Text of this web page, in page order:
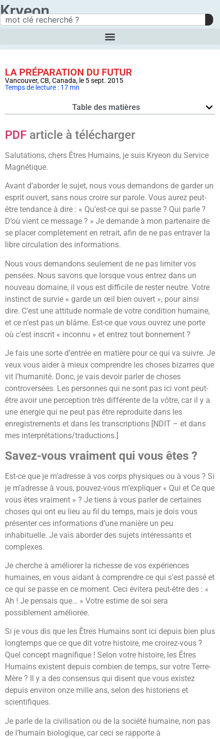
Kryeon
LA PRÉPARATION DU FUTUR
Vancouver, CB, Canada, le 5 sept. 2015
Temps de lecture : 17 mn
Table des matières
PDF article à télécharger
Salutations, chers Êtres Humains, je suis Kryeon du Service
Magnétique.
Avant d’aborder le sujet, nous vous demandons de garder un
esprit ouvert, sans nous croire sur parole. Vous aurez peut-
être tendance à dire : « Qu’est-ce qui se passe ? Qui parle ?
D’où vient ce message ? » Je demande à mon partenaire de
se placer complètement en retrait, afin de ne pas entraver la
libre circulation des informations.
Nous vous demandons seulement de ne pas limiter vos
pensées. Nous savons que lorsque vous entrez dans un
nouveau domaine, il vous est difficile de rester neutre. Votre
instinct de survie « garde un œil bien ouvert », pour ainsi
dire. C’est une attitude normale de votre condition humaine,
et ce n’est pas un blâme. Est-ce que vous ouvrez une porte
où c’est inscrit « inconnu » et entrez tout bonnement ?
Je fais une sorte d’entrée en matière pour ce qui va suivre. Je
veux vous aider à mieux comprendre les choses bizarres que
vit l’humanité. Donc, je vais devoir parler de choses
controversées. Les personnes qui ne sont pas ici vont peut-
être avoir une perception très différente de la vôtre, car il y a
une énergie qui ne peut pas être reproduite dans les
enregistrements et dans les transcriptions [NDIT – et dans
mes interprétations/traductions.]
Savez-vous vraiment qui vous êtes ?
Est-ce que je m’adresse à vos corps physiques ou à vous ? Si
je m’adresse à vous, pouvez-vous m’expliquer « Qui et Ce que
vous êtes vraiment » ? Je tiens à vous parler de certaines
choses qui ont eu lieu au fil du temps, mais je dois vous
présenter ces informations d’une manière un peu
inhabituelle. Je vais aborder des sujets intéressants et
complexes.
Je cherche à améliorer la richesse de vos expériences
humaines, en vous aidant à comprendre ce qui s’est passé et
ce qui se passe en ce moment. Ceci évitera peut-être des : «
Ah ! Je pensais que… » Votre estime de soi sera
possiblement améliorée.
Si je vous dis que les Êtres Humains sont ici depuis bien plus
longtemps que ce que dit votre histoire, me croirez-vous ?
Quel concept magnifique ! Selon votre histoire, les Êtres
Humains existent depuis combien de temps, sur votre Terre-
Mère ? Il y a des consensus qui disent que vous existez
depuis environ onze mille ans, selon des historiens et
scientifiques.
Je parle de la civilisation ou de la société humaine, non pas
de l’humain biologique, car ceci se rapporte à